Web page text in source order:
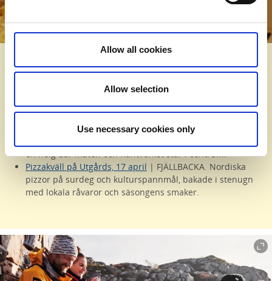
Allow all cookies
Allow selection
Use necessary cookies only
Evenemang med lokala smaker och
Vårfesten kryllar av smakrika upplevelser med lokala råvaror
och delikatesser. Missa inte:
en helg där maten och hantverket står i centrum.
Pizzakväll på Utgårds, 17 april | FJÄLLBACKA. Nordiska
pizzor på surdeg och kulturspannmål, bakade i stenugn
med lokala råvaror och säsongens smaker.